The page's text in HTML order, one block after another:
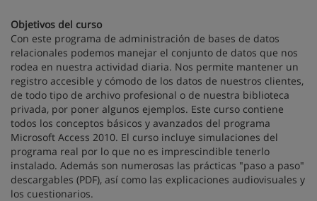
Objetivos del curso
Con este programa de administración de bases de datos
relacionales podemos manejar el conjunto de datos que nos
rodea en nuestra actividad diaria. Nos permite mantener un
registro accesible y cómodo de los datos de nuestros clientes,
de todo tipo de archivo profesional o de nuestra biblioteca
privada, por poner algunos ejemplos. Este curso contiene
todos los conceptos básicos y avanzados del programa
Microsoft Access 2010. El curso incluye simulaciones del
programa real por lo que no es imprescindible tenerlo
instalado. Además son numerosas las prácticas "paso a paso"
descargables (PDF), así como las explicaciones audiovisuales y
los cuestionarios.